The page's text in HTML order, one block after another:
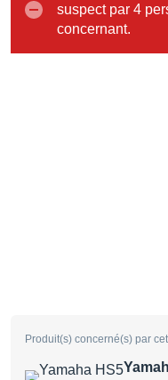
suspect par 4
concernant.
Produit(s) concerné(s) par